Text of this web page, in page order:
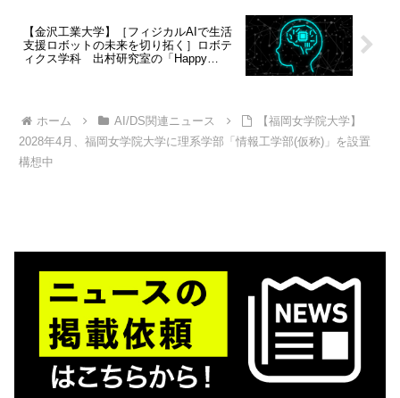
【金沢工業大学】［フィジカルAIで生活
支援ロボットの未来を切り拓く］ロボテ
ィクス学科 出村研究室の「Happy
ホーム
AI/DS関連ニュース
【福岡女学院大学】
2028年4月、福岡女学院大学に理系学部「情報工学部(仮称)」を設置
構想中